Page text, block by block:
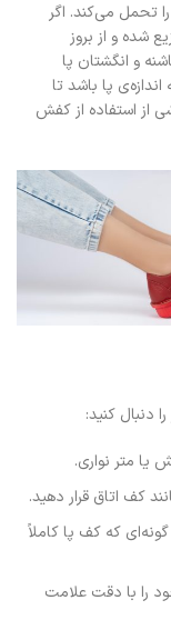
تحمل می‌کند. اگر
شده و از بروز
و انگشتان پا
پا باشد تا
از استفاده از کفش
دنبال کنید:
یا متر نواری.
کف اتاق قرار دهید.
که کف پا کاملاً
را با دقت علامت